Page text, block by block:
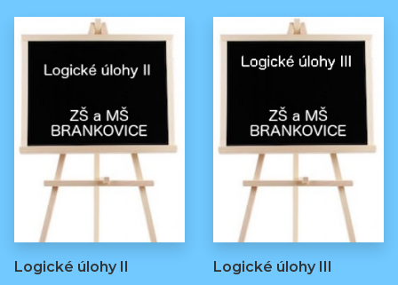
Logické úlohy II Logické úlohy III